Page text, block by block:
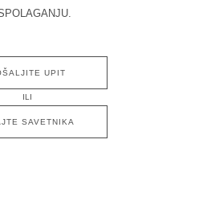
UPIT
ILI
SAVETNIKA